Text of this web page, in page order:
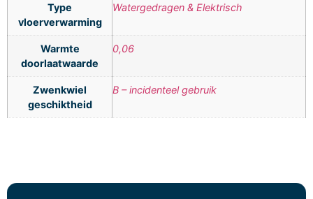
Type
vloerverwarming
Watergedragen & Elektrisch
Warmte
doorlaatwaarde
0,06
Zwenkwiel
geschiktheid
B – incidenteel gebruik